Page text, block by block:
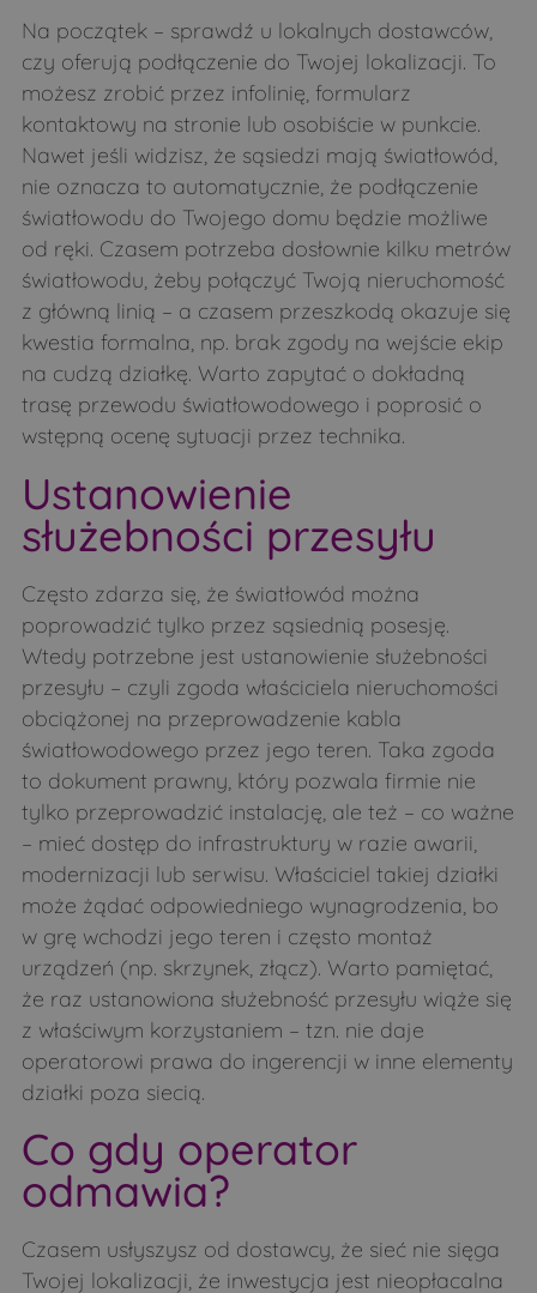
Na początek – sprawdź u lokalnych dostawców,
czy oferują podłączenie do Twojej lokalizacji. To
możesz zrobić przez infolinię, formularz
kontaktowy na stronie lub osobiście w punkcie.
Nawet jeśli widzisz, że sąsiedzi mają światłowód,
nie oznacza to automatycznie, że podłączenie
światłowodu do Twojego domu będzie możliwe
od ręki. Czasem potrzeba dosłownie kilku metrów
światłowodu, żeby połączyć Twoją nieruchomość
z główną linią – a czasem przeszkodą okazuje się
kwestia formalna, np. brak zgody na wejście ekip
na cudzą działkę. Warto zapytać o dokładną
trasę przewodu światłowodowego i poprosić o
wstępną ocenę sytuacji przez technika.
Ustanowienie
służebności przesyłu
Często zdarza się, że światłowód można
poprowadzić tylko przez sąsiednią posesję.
Wtedy potrzebne jest ustanowienie służebności
przesyłu – czyli zgoda właściciela nieruchomości
obciążonej na przeprowadzenie kabla
światłowodowego przez jego teren. Taka zgoda
to dokument prawny, który pozwala firmie nie
tylko przeprowadzić instalację, ale też – co ważne
– mieć dostęp do infrastruktury w razie awarii,
modernizacji lub serwisu. Właściciel takiej działki
może żądać odpowiedniego wynagrodzenia, bo
w grę wchodzi jego teren i często montaż
urządzeń (np. skrzynek, złącz). Warto pamiętać,
że raz ustanowiona służebność przesyłu wiąże się
z właściwym korzystaniem – tzn. nie daje
operatorowi prawa do ingerencji w inne elementy
działki poza siecią.
Co gdy operator
odmawia?
Czasem usłyszysz od dostawcy, że sieć nie sięga
Twojej lokalizacji, że inwestycja jest nieopłacalna